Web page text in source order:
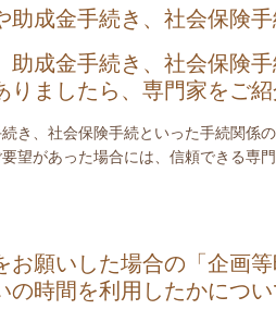
助成金手続き、社会保険
助成金手続き、社会保険
りましたら、専門家をご紹
き、社会保険手続といった手続関係
望があった場合には、信頼できる専
お願いした場合の「企画等
の時間を利用したかにつ